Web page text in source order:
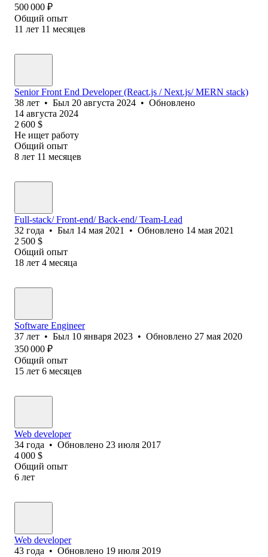
500 000 ₽
Общий опыт
11 лет 11 месяцев
Senior Front End Developer (React.js / Next.js/ MERN stack)
38 лет • Был 20 августа 2024 • Обновлено
14 августа 2024
2 600 $
Не ищет работу
Общий опыт
8 лет 11 месяцев
Full-stack/ Front-end/ Back-end/ Team-Lead
32 года • Был 14 мая 2021 • Обновлено 14 мая 2021
2 500 $
Общий опыт
18 лет 4 месяца
Software Engineer
37 лет • Был 10 января 2023 • Обновлено 27 мая 2020
350 000 ₽
Общий опыт
15 лет 6 месяцев
Web developer
34 года • Обновлено 23 июля 2017
4 000 $
Общий опыт
6 лет
Web developer
43 года • Обновлено 19 июля 2019